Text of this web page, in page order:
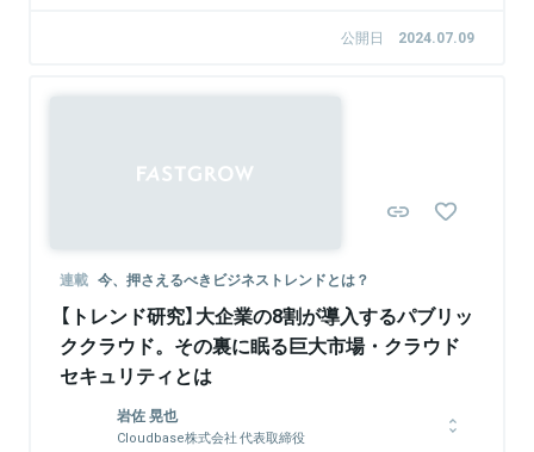
Head of Japanに就任。これまでの主な投資先はSansan、マネ
策科学研究科博士後期課程修了、ペンシルバニア大学ウォートン
務」（中央経済社）
関連情報をみる
公開日 2024.07.09
連載 今、押さえるべきビジネストレンドとは？
【トレンド研究】大企業の8割が導入するパブリッ
ククラウド。その裏に眠る巨大市場・クラウド
セキュリティとは
岩佐 晃也
Cloudbase株式会社 代表取締役